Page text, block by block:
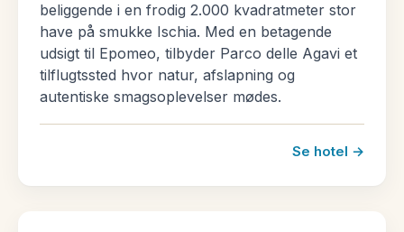
beliggende i en frodig 2.000 kvadratmeter stor
have på smukke Ischia. Med en betagende
udsigt til Epomeo, tilbyder Parco delle Agavi et
tilflugtssted hvor natur, afslapning og
autentiske smagsoplevelser mødes.
Se hotel →